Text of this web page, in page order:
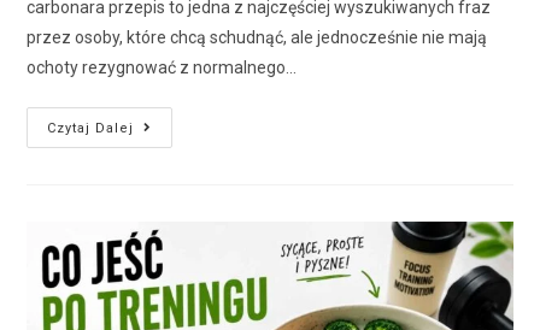
carbonara przepis to jedna z najczęściej wyszukiwanych fraz
przez osoby, które chcą schudnąć, ale jednocześnie nie mają
ochoty rezygnować z normalnego…
Czytaj Dalej